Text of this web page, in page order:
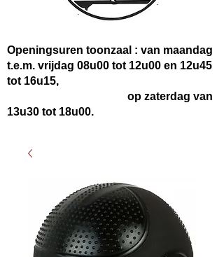
Openingsuren toonzaal : van maandag
t.e.m. vrijdag 08u00 tot 12u00 en 12u45
tot 16u15,
op zaterdag van
13u30 tot 18u00.